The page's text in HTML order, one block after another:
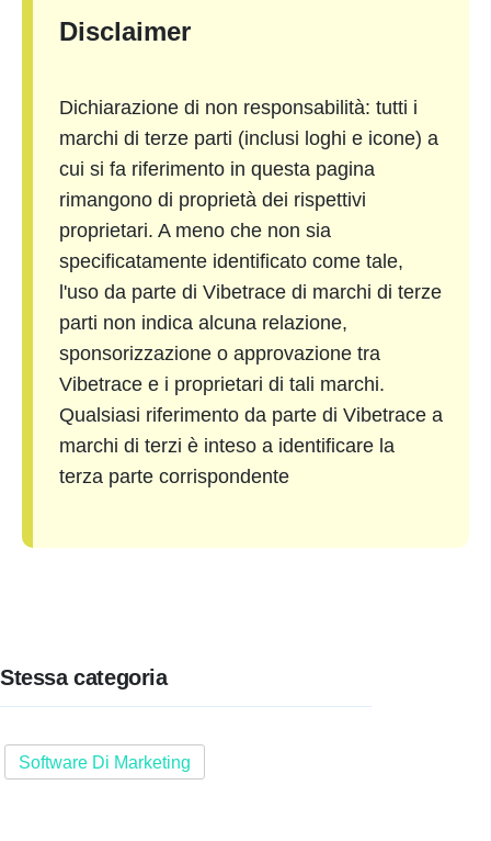
Disclaimer
Dichiarazione di non responsabilità: tutti i
marchi di terze parti (inclusi loghi e icone) a
cui si fa riferimento in questa pagina
rimangono di proprietà dei rispettivi
proprietari. A meno che non sia
specificatamente identificato come tale,
l'uso da parte di Vibetrace di marchi di terze
parti non indica alcuna relazione,
sponsorizzazione o approvazione tra
Vibetrace e i proprietari di tali marchi.
Qualsiasi riferimento da parte di Vibetrace a
marchi di terzi è inteso a identificare la
terza parte corrispondente
Stessa categoria
Software Di Marketing